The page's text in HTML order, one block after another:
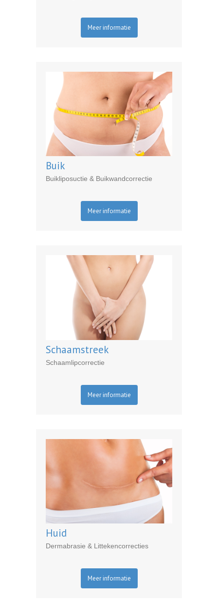
Meer informatie
Buik
Buikliposuctie & Buikwandcorrectie
Meer informatie
Schaamstreek
Schaamlipcorrectie
Meer informatie
Huid
Dermabrasie & Littekencorrecties
Meer informatie